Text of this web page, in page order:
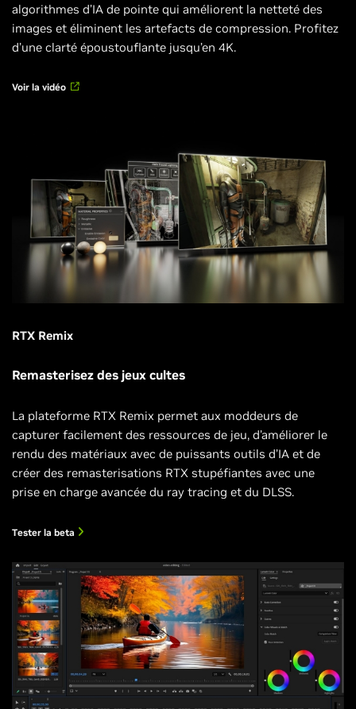
algorithmes d’IA de pointe qui améliorent la netteté des
images et éliminent les artefacts de compression. Profitez
d’une clarté époustouflante jusqu’en 4K.
Voir la vidéo
RTX Remix
Remasterisez des jeux cultes
La plateforme RTX Remix permet aux moddeurs de
capturer facilement des ressources de jeu, d’améliorer le
rendu des matériaux avec de puissants outils d’IA et de
créer des remasterisations RTX stupéfiantes avec une
prise en charge avancée du ray tracing et du DLSS.
Tester la beta